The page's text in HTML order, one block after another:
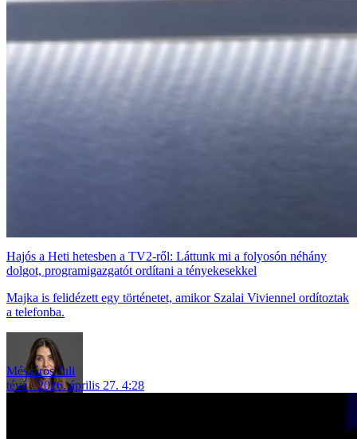
Hajós a Heti hetesben a TV2-ről: Láttunk mi a folyosón néhány
dolgot, programigazgatót ordítani a tényekesekkel
Majka is felidézett egy történetet, amikor Szalai Viviennel ordítoztak
a telefonba.
Mészáros Juli
tévé
2026. április 27. 4:28